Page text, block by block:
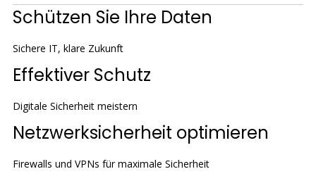
Schützen Sie Ihre Daten
Sichere IT, klare Zukunft
Effektiver Schutz
Digitale Sicherheit meistern
Netzwerksicherheit optimieren
Firewalls und VPNs für maximale Sicherheit